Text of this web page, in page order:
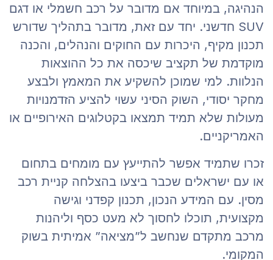
הנהיגה, במיוחד אם מדובר על רכב חשמלי או דגם
SUV חדשני. יחד עם זאת, מדובר בתהליך שדורש
תכנון מקיף, היכרות עם החוקים והנהלים, והכנה
מוקדמת של תקציב שיכסה את כל ההוצאות
הנלוות. למי שמוכן להשקיע את המאמץ ולבצע
מחקר יסודי, השוק הסיני עשוי להציע הזדמנויות
מעולות שלא תמיד תמצאו בקטלוגים האירופיים או
האמריקניים.
זכרו שתמיד אפשר להתייעץ עם מומחים בתחום
או עם ישראלים שכבר ביצעו בהצלחה קניית רכב
מסין. עם המידע הנכון, תכנון קפדני וגישה
מקצועית, תוכלו לחסוך לא מעט כסף וליהנות
מרכב מתקדם שנחשב ל”מציאה” אמיתית בשוק
המקומי.